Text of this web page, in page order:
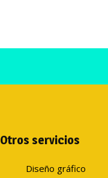
Otros servicios
Diseño gráfico